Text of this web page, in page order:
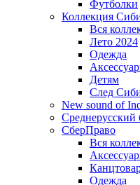
Футболки
Коллекция
Вся
Лето 2024
Одежда
Детям
След
New sound of
Среднерусский
СберПраво
Вся
Одежда